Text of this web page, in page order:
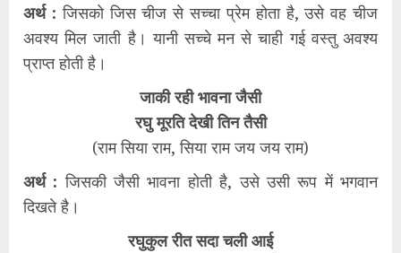
अर्थ : जिसको जिस चीज से सच्चा प्रेम होता है, उसे वह चीज
अवश्य मिल जाती है। यानी सच्चे मन से चाही गई वस्तु अवश्य
प्राप्त होती है।
जाकी रही भावना जैसी
रघु मूरति देखी तिन तैसी
(राम सिया राम, सिया राम जय जय राम)
अर्थ : जिसकी जैसी भावना होती है, उसे उसी रूप में भगवान
दिखते है।
रघुकुल रीत सदा चली आई